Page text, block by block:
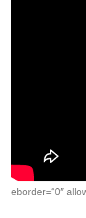
eborder=“0″